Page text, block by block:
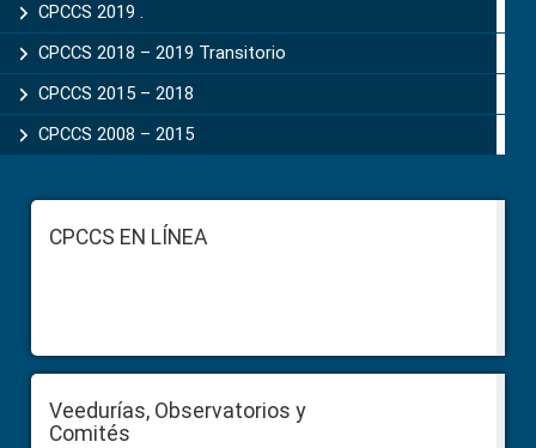
CPCCS 2019 .
CPCCS 2018 – 2019 Transitorio
CPCCS 2015 – 2018
CPCCS 2008 – 2015
FooterCPCCS EN LÍNEA
Veedurías, Observatorios y
Comités